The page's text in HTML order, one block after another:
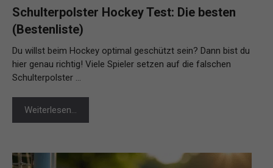
Schulterpolster Hockey Test: Die besten
(Bestenliste)
Du willst beim Hockey optimal geschützt sein? Dann bist du
hier genau richtig! Viele Spieler setzen auf die falschen
Schulterpolster …
Weiterlesen…